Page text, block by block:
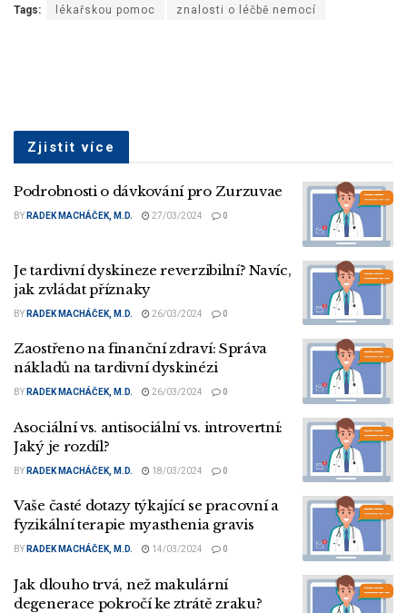
Tags: lékařskou pomoc znalosti o léčbě nemocí
Zjistit více
Podrobnosti o dávkování pro Zurzuvae
BY RADEK MACHÁČEK, M.D. 27/03/2024 0
Je tardivní dyskineze reverzibilní? Navíc,
jak zvládat příznaky
BY RADEK MACHÁČEK, M.D. 26/03/2024 0
Zaostřeno na finanční zdraví: Správa
nákladů na tardivní dyskinézi
BY RADEK MACHÁČEK, M.D. 26/03/2024 0
Asociální vs. antisociální vs. introvertní:
Jaký je rozdíl?
BY RADEK MACHÁČEK, M.D. 18/03/2024 0
Vaše časté dotazy týkající se pracovní a
fyzikální terapie myasthenia gravis
BY RADEK MACHÁČEK, M.D. 14/03/2024 0
Jak dlouho trvá, než makulární
degenerace pokročí ke ztrátě zraku?